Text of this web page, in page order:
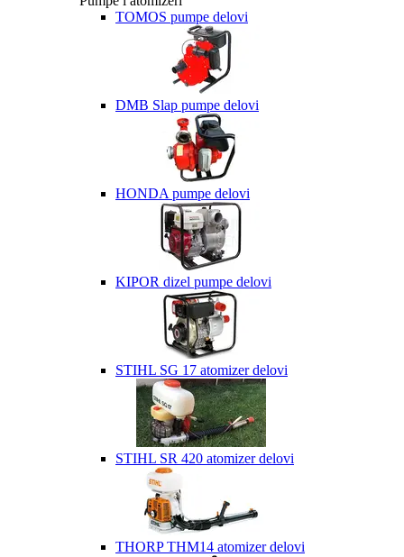
TOMOS pumpe delovi
DMB Slap pumpe delovi
HONDA pumpe delovi
KIPOR dizel pumpe delovi
STIHL SG 17 atomizer delovi
STIHL SR 420 atomizer delovi
THORP THM14 atomizer delovi